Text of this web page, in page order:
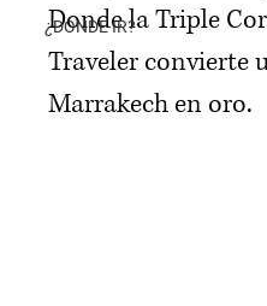
¿DÓNDE IR?
Donde la Triple
Traveler convierte
Marrakech en oro.